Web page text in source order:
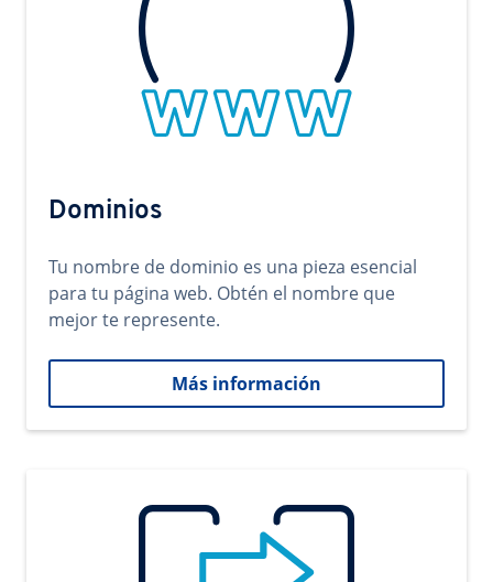
Dominios
Tu nombre de dominio es una pieza esencial
para tu página web. Obtén el nombre que
mejor te represente.
Más información